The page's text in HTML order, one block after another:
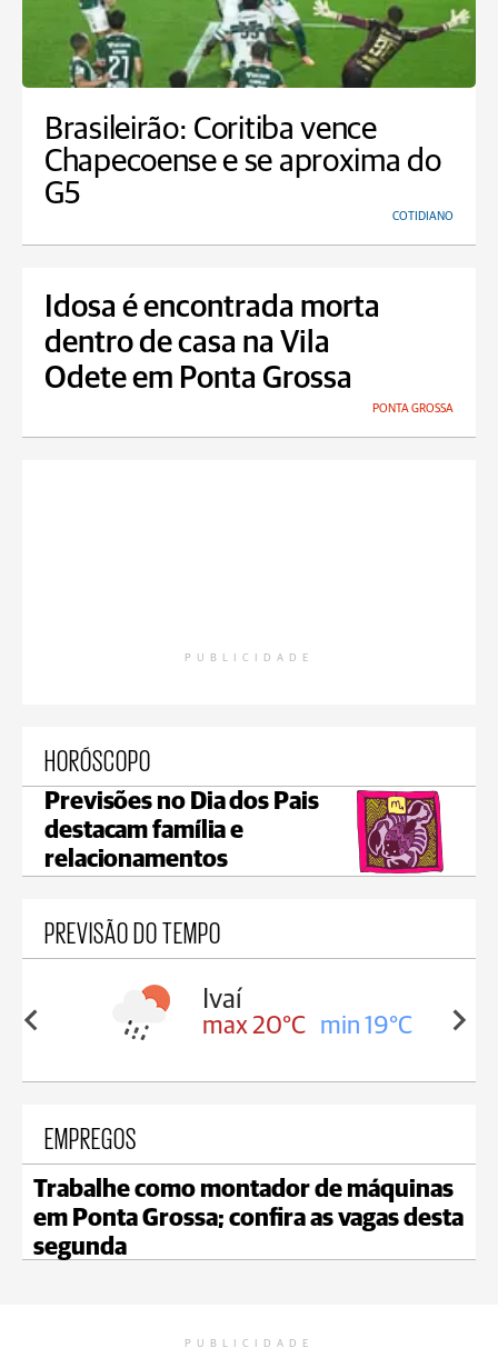
Brasileirão: Coritiba vence
Chapecoense e se aproxima do
G5
COTIDIANO
Idosa é encontrada morta
dentro de casa na Vila
Odete em Ponta Grossa
PONTA GROSSA
PUBLICIDADE
HORÓSCOPO
Previsões no Dia dos Pais
destacam família e
relacionamentos
PREVISÃO DO TEMPO
17°C
Ivaí
max 20°C min 19°C
EMPREGOS
Trabalhe como montador de máquinas
em Ponta Grossa; confira as vagas desta
segunda
PUBLICIDADE